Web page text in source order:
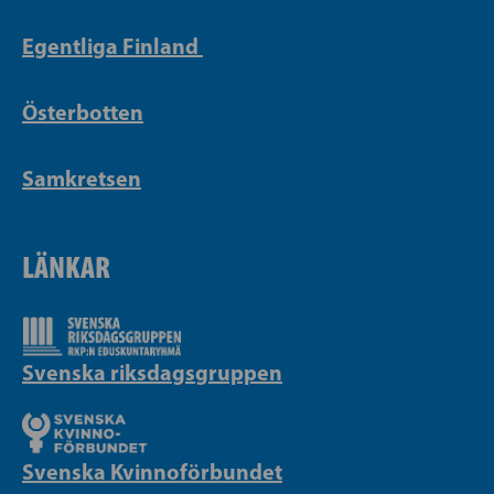
Egentliga Finland
Österbotten
Samkretsen
LÄNKAR
Svenska riksdagsgruppen
Svenska Kvinnoförbundet